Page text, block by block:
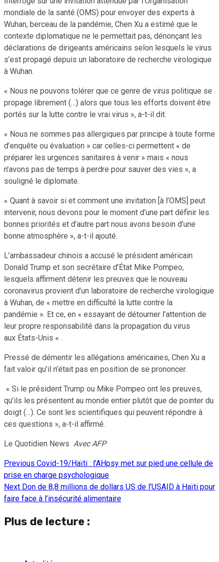
mondiale de la santé (OMS) pour envoyer des experts à
Wuhan, berceau de la pandémie, Chen Xu a estimé que le
contexte diplomatique ne le permettait pas, dénonçant les
déclarations de dirigeants américains selon lesquels le virus
s’est propagé depuis un laboratoire de recherche virologique
à Wuhan.
« Nous ne pouvons tolérer que ce genre de virus politique se
propage librement (…) alors que tous les efforts doivent être
portés sur la lutte contre le vrai virus », a-t-il dit.
« Nous ne sommes pas allergiques par principe à toute forme
d’enquête ou évaluation » car celles-ci permettent « de
préparer les urgences sanitaires à venir » mais « nous
n’avons pas de temps à perdre pour sauver des vies », a
souligné le diplomate.
« Quant à savoir si et comment une invitation [à l’OMS] peut
intervenir, nous devons pour le moment d’une part définir les
bonnes priorités et d’autre part nous avons besoin d’une
bonne atmosphère », a-t-il ajouté.
L’ambassadeur chinois a accusé le président américain
Donald Trump et son secrétaire d’État Mike Pompeo,
lesquels affirment détenir les preuves que le nouveau
coronavirus provient d’un laboratoire de recherche virologique
à Wuhan, de « mettre en difficulté la lutte contre la
pandémie ». Et ce, en « essayant de détourner l’attention de
leur propre responsabilité dans la propagation du virus
aux États-Unis « .
Pressé de démentir les allégations américaines, Chen Xu a
fait valoir qu’il n’était pas en position de se prononcer.
« Si le président Trump ou Mike Pompeo ont les preuves,
qu’ils les présentent au monde entier plutôt que de pointer du
doigt (…). Ce sont les scientifiques qui peuvent répondre à
ces questions », a-t-il affirmé.
Le Quotidien News Avec AFP
Continue
Reading
Previous Covid-19/Haïti : l’AHpsy met sur pied une cellule de
prise en charge psychologique
Next Don de 8,8 millions de dollars US de l’USAID à Haïti pour
faire face à l’insécurité alimentaire
Plus de lecture :